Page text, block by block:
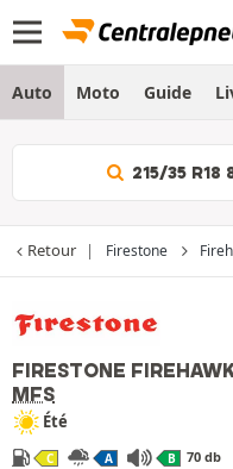
Auto Moto Guide
215/35
Retour Firestone
FIRESTONE
MFS
Été
C A B 70 db